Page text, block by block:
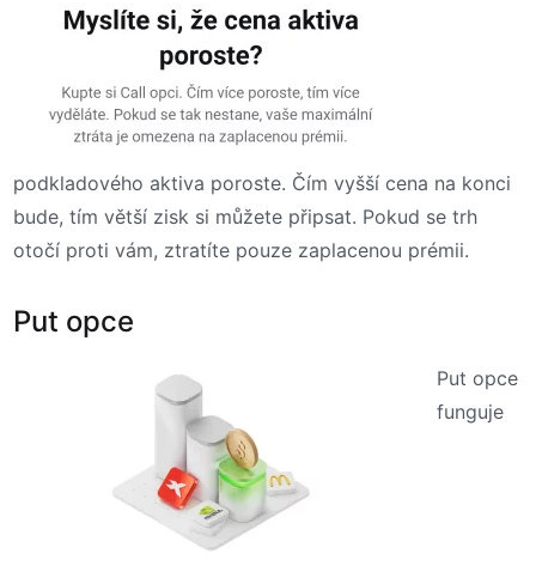
podkladového aktiva poroste. Čím vyšší cena na konci
bude, tím větší zisk si můžete připsat. Pokud se trh
otočí proti vám, ztratíte pouze zaplacenou prémii.
Put opce
Put opce
funguje